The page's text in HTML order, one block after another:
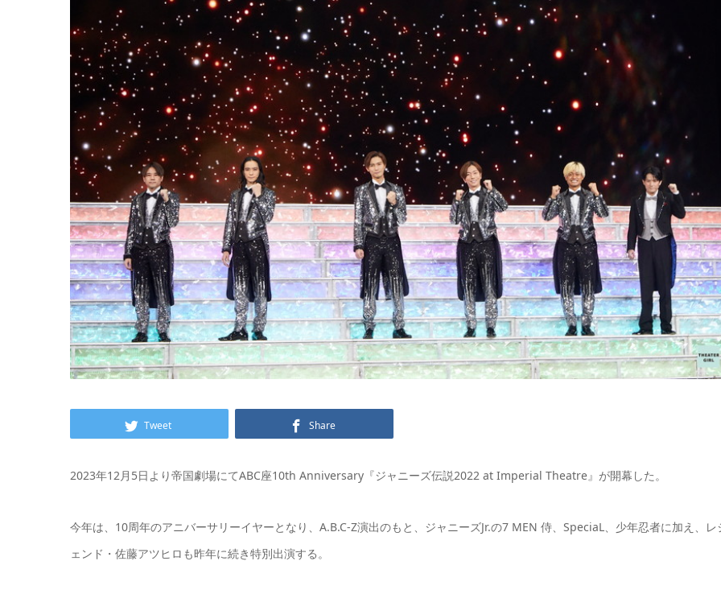
Tweet Share
2023年12月5日より帝国劇場にてABC座10th Anniversary『ジャニーズ伝説2022 at Imperial Theatre』が開幕した。
今年は、10周年のアニバーサリーイヤーとなり、A.B.C-Z演出のもと、ジャニーズJr.の7 MEN 侍、SpeciaL、少年忍者に加え、レ
ェンド・佐藤アツヒロも昨年に続き特別出演する。